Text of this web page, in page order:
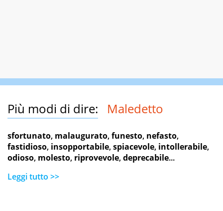
Più modi di dire: Maledetto
sfortunato, malaugurato,funesto, nefasto,
fastidioso, insopportabile,spiacevole, intollerabile,
odioso, molesto, riprovevole,deprecabile...
Leggi tutto >>